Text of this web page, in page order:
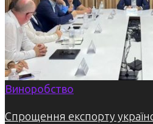
Виноробство
Спрощення експорту